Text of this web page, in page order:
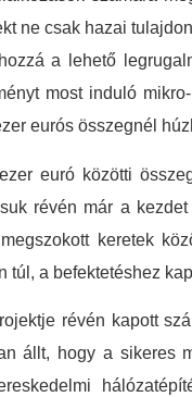
ne csak hazai
a lehető
most induló
eurós összegnél
euró közötti
révén már a
keretek
túl, a befektetéshez
révén kapott
állt, hogy a sikeres